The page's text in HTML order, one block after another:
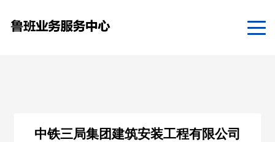
中铁三局集团建筑安装工程有限公司